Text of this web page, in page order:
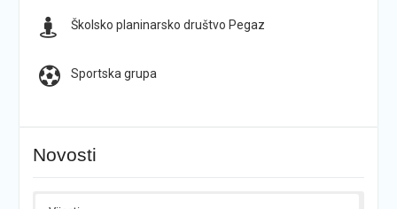
Školsko planinarsko društvo Pegaz
Sportska grupa
Novosti